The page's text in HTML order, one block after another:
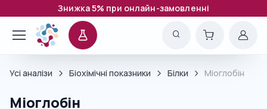
Знижка 5% при онлайн-замовленні
Усі аналізи Біохімічні показники Білки Міоглобін
Міоглобін